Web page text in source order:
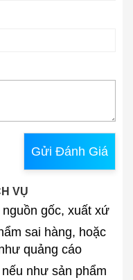
Gửi Đánh Giá
VỤ
gốc, xuất xứ
sai hàng, hoặc
quảng cáo
như sản phẩm